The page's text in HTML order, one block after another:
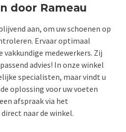
door Rameau
aan, om uw schoenen op
Ervaar optimaal
medewerkers. Zij
advies! In onze winkel
specialisten, maar vindt u
oplossing voor uw voeten
afspraak via het
naar de winkel.